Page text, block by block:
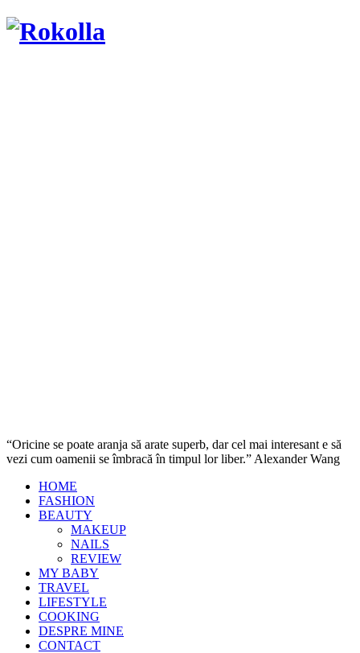
“Oricine se poate aranja să arate superb, dar cel mai interesant e să
vezi cum oamenii se îmbracă în timpul lor liber.” Alexander Wang
HOME
FASHION
BEAUTY
MAKEUP
NAILS
REVIEW
MY BABY
TRAVEL
LIFESTYLE
COOKING
DESPRE MINE
CONTACT